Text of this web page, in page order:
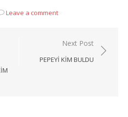
Leave a comment
Next Post
PEPEYI KIM BULDU